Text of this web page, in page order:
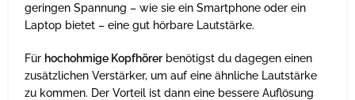
geringen Spannung – wie sie ein Smartphone oder ein
Laptop bietet – eine gut hörbare Lautstärke.
Für hochohmige Kopfhörer benötigst du dagegen einen
zusätzlichen Verstärker, um auf eine ähnliche Lautstärke
zu kommen. Der Vorteil ist dann eine bessere Auflösung